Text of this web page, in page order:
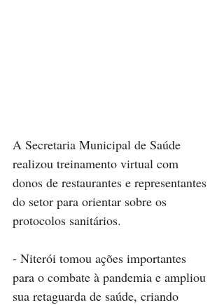
A Secretaria Municipal de Saúde
realizou treinamento virtual com
donos de restaurantes e representantes
do setor para orientar sobre os
protocolos sanitários.
- Niterói tomou ações importantes
para o combate à pandemia e ampliou
sua retaguarda de saúde, criando